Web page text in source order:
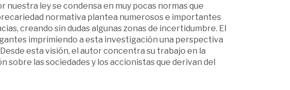
nuestra ley se condensa en muy pocas normas que
normativa plantea numerosos e importantes
creando sin dudas algunas zonas de incertidumbre. El
imprimiendo a esta investigación una perspectiva
esta visión, el autor concentra su trabajo en la
sobre las sociedades y los accionistas que derivan del